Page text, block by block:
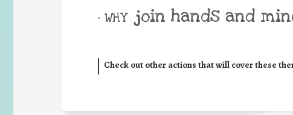
• WHY join hands and
Check out other actions that will cover these